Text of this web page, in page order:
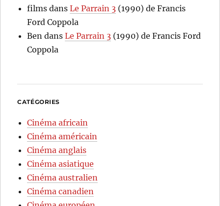
films dansLe Parrain 3 (1990) de Francis
Ford Coppola
Ben dansLe Parrain 3 (1990) de Francis Ford
Coppola
CATÉGORIES
Cinéma africain
Cinéma américain
Cinéma anglais
Cinéma asiatique
Cinéma australien
Cinéma canadien